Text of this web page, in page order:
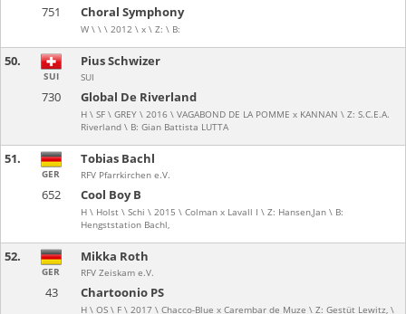
751 Choral Symphony
W \ \ \ 2012 \ x \ Z: \ B:
50.
730 Global De Riverland
H \ SF \ GREY \ 2016 \ VAGABOND DE LA POMME x KANNAN \ Z: S.C.E.A.
Riverland \ B: Gian Battista LUTTA
SUI
Pius Schwizer
SUI
51.
652 Cool Boy B
H \ Holst \ Schi \ 2015 \ Colman x Lavall I \ Z: Hansen,Jan \ B:
Hengststation Bachl,
GER
Tobias Bachl
RFV Pfarrkirchen e.V.
52.
43 Chartoonio PS
H \ OS \ F \ 2017 \ Chacco-Blue x Carembar de Muze \ Z: Gestüt Lewitz, \
GER
Mikka Roth
RFV Zeiskam e.V.